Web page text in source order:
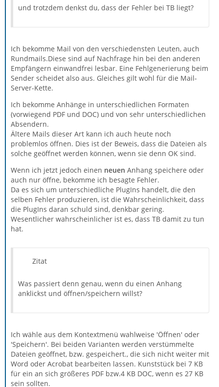
und trotzdem denkst du, dass der Fehler bei TB liegt?
Ich bekomme Mail von den verschiedensten Leuten, auch
Rundmails.Diese sind auf Nachfrage hin bei den anderen
Empfängern einwandfrei lesbar. Eine Fehlgenerierung beim
Sender scheidet also aus. Gleiches gilt wohl für die Mail-
Server-Kette.
Ich bekomme Anhänge in unterschiedlichen Formaten
(vorwiegend PDF und DOC) und von sehr unterschiedlichen
Absendern.
Ältere Mails dieser Art kann ich auch heute noch
problemlos öffnen. Dies ist der Beweis, dass die Dateien als
solche geöffnet werden können, wenn sie denn OK sind.
Wenn ich jetzt jedoch einen neuen Anhang speichere oder
auch nur öffne, bekomme ich besagte Fehler.
Da es sich um unterschiedliche PlugIns handelt, die den
selben Fehler produzieren, ist die Wahrscheinlichkeit, dass
die PlugIns daran schuld sind, denkbar gering.
Wesentlicher wahrscheinlicher ist es, dass TB damit zu tun
hat.
Zitat
Was passiert denn genau, wenn du einen Anhang
anklickst und öffnen/speichern willst?
Ich wähle aus dem Kontextmenü wahlweise 'Öffnen' oder
'Speichern'. Bei beiden Varianten werden verstümmelte
Dateien geöffnet, bzw. gespeichert., die sich nicht weiter mit
Word oder Acrobat bearbeiten lassen. Kunststück bei 7 KB
für ein an sich größeres PDF bzw.4 KB DOC, wenn es 27 KB
sein sollten.